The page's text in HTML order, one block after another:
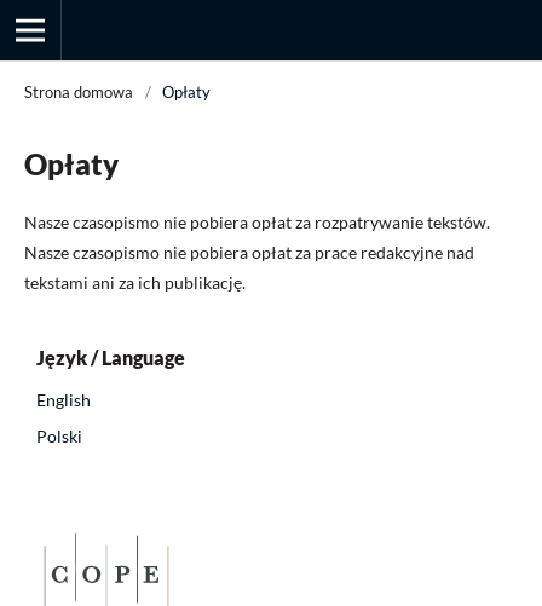
Przegląd Socjologii Jakościowej
Strona domowa / Opłaty
Opłaty
Nasze czasopismo nie pobiera opłat za rozpatrywanie tekstów.
Nasze czasopismo nie pobiera opłat za prace redakcyjne nad
tekstami ani za ich publikację.
Język / Language
English
Polski